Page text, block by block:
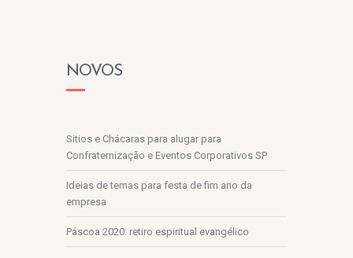
NOVOS
Sitios e Chácaras para alugar para
Confraternização e Eventos Corporativos SP
Ideias de temas para festa de fim ano da
empresa
Páscoa 2020: retiro espiritual evangélico